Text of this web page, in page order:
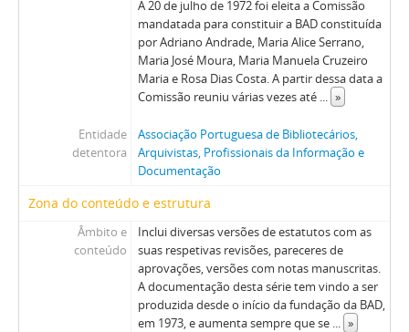
A 20 de julho de 1972 foi eleita a Comissão
mandatada para constituir a BAD constituída
por Adriano Andrade, Maria Alice Serrano,
Maria José Moura, Maria Manuela Cruzeiro
Maria e Rosa Dias Costa. A partir dessa data a
Comissão reuniu várias vezes até
»
Entidade
detentora
Associação Portuguesa de Bibliotecários,
Arquivistas, Profissionais da Informação e
Documentação
Zona do conteúdo e estrutura
Âmbito e
conteúdo
Inclui diversas versões de estatutos com as
suas respetivas revisões, pareceres de
aprovações, versões com notas manuscritas.
A documentação desta série tem vindo a ser
produzida desde o início da fundação da BAD,
em 1973, e aumenta sempre que se
»